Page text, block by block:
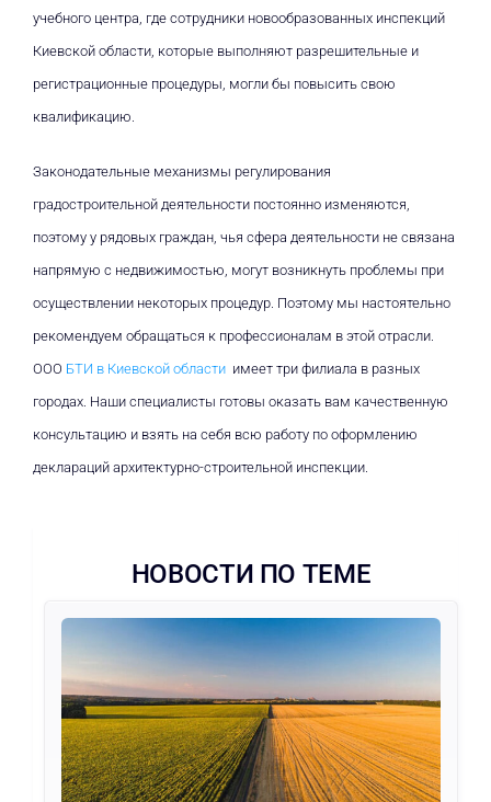
учебного центра, где сотрудники новообразованных инспекций
Киевской области, которые выполняют разрешительные и
регистрационные процедуры, могли бы повысить свою
квалификацию.
Законодательные механизмы регулирования
градостроительной деятельности постоянно изменяются,
поэтому у рядовых граждан, чья сфера деятельности не связана
напрямую с недвижимостью, могут возникнуть проблемы при
осуществлении некоторых процедур. Поэтому мы настоятельно
рекомендуем обращаться к профессионалам в этой отрасли.
ООО БТИ в Киевской области имеет три филиала в разных
городах. Наши специалисты готовы оказать вам качественную
консультацию и взять на себя всю работу по оформлению
деклараций архитектурно-строительной инспекции.
НОВОСТИ ПО ТЕМЕ